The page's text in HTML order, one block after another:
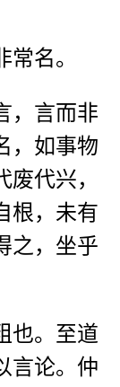
名。
，言而非
，如事物
代兴，
根，未有
之，坐乎
也。至道
言论。仲